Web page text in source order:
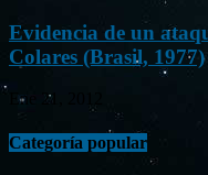
Evidencia de un
Colares (Brasil, 1977)
Ene 21, 2012
Categoría popular